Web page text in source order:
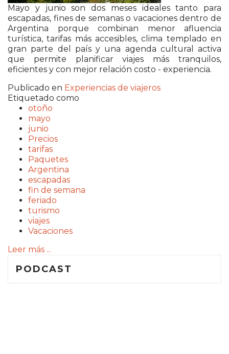
Mayo y junio son dos meses ideales tanto para
escapadas, fines de semanas o vacaciones dentro de
Argentina porque combinan menor afluencia
turística, tarifas más accesibles, clima templado en
gran parte del país y una agenda cultural activa
que permite planificar viajes más tranquilos,
eficientes y con mejor relación costo - experiencia.
Publicado en Experiencias de viajeros
Etiquetado como
otoño
mayo
junio
Precios
tarifas
Paquetes
Argentina
escapadas
fin de semana
feriado
turismo
viajes
Vacaciones
Leer más ...
PODCAST